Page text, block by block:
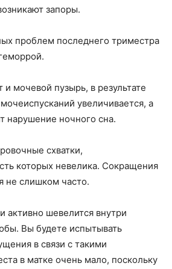
запоры.
проблем последнего триместра
и мочевой пузырь, в результате
увеличивается, а
нарушение ночного сна.
схватки,
которых невелика. Сокращения
не слишком часто.
активно шевелится внутри
Вы будете испытывать
в связи с такими
в матке очень мало, поскольку